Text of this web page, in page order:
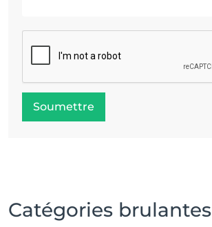
Soumettre
Catégories brulantes